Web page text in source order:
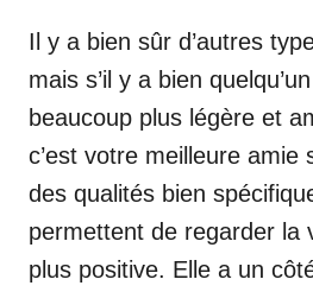
Il y a bien sûr d’autres
mais s’il y a bien
beaucoup plus légère et
c’est votre meilleure amie
des qualités bien
permettent de regarder la
plus positive. Elle a un